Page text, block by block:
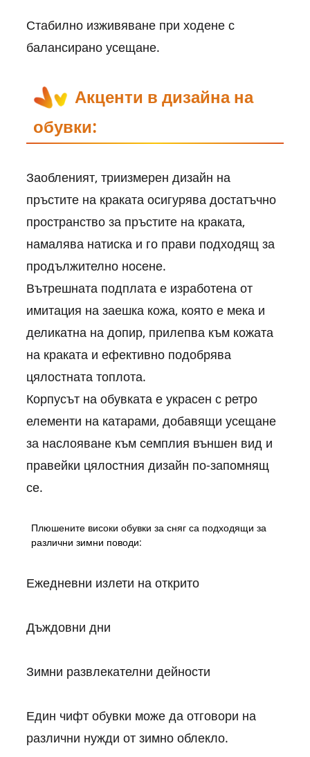
Стабилно изживяване при ходене с
балансирано усещане.
Акценти в дизайна на
обувки:
Заобленият, триизмерен дизайн на
пръстите на краката осигурява достатъчно
пространство за пръстите на краката,
намалява натиска и го прави подходящ за
продължително носене.
Вътрешната подплата е изработена от
имитация на заешка кожа, която е мека и
деликатна на допир, прилепва към кожата
на краката и ефективно подобрява
цялостната топлота.
Корпусът на обувката е украсен с ретро
елементи на катарами, добавящи усещане
за наслояване към семплия външен вид и
правейки цялостния дизайн по-запомнящ
се.
Плюшените високи обувки за сняг са подходящи за
различни зимни поводи:
Ежедневни излети на открито
Дъждовни дни
Зимни развлекателни дейности
Един чифт обувки може да отговори на
различни нужди от зимно облекло.